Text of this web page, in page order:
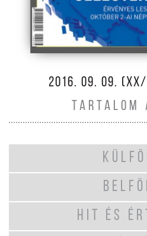
2016. 09. 09. (XX/
TARTALOM
HIT ÉS